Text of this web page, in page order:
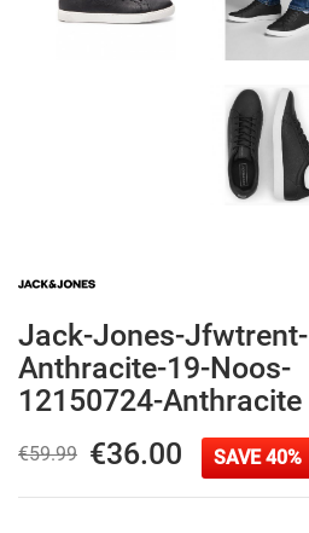
Jack-Jones-Jfwtrent-
Anthracite-19-Noos-
12150724-Anthracite
€59.99 €36.00 SAVE 40%